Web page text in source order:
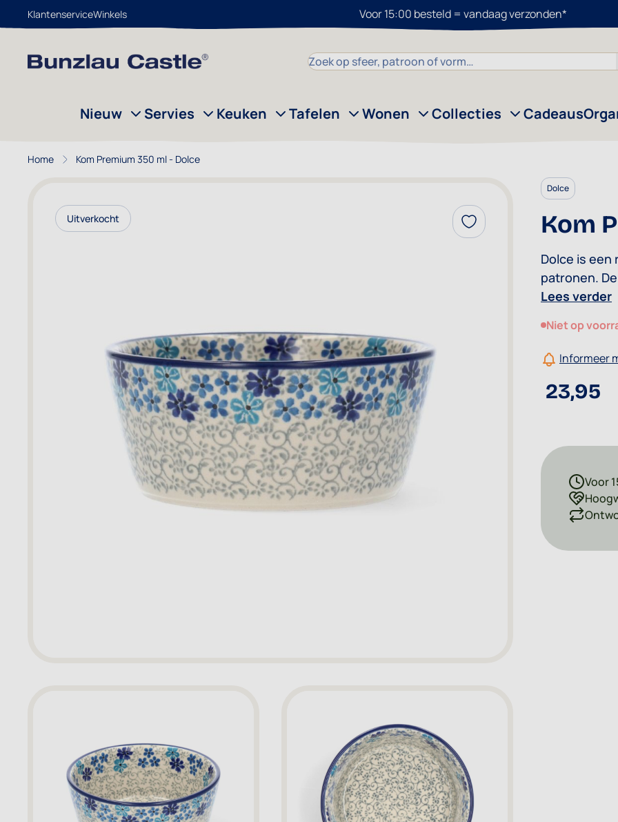
KlantenserviceWinkels
Voor 15:00 besteld = vandaag verzonden*
Zoek
Nieuw Servies Keuken Tafelen Wonen Collecties Cadeaus
Home Kom Premium 350 ml - Dolce
Uitverkocht
Voeg toe aan verlanglijst
Dolce
Kom
Dolce is
patronen.
decor door
Lees verder
Niet op
Informeer
23,95
Voor